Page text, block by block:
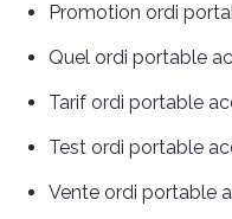
Promotion ordi
Quel ordi portable
Tarif ordi portable
Test ordi portable
Vente ordi portable